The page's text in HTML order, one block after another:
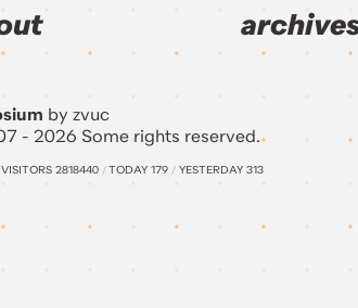
by zvuc
- 2026 Some rights reserved.
2818440 /TODAY 179 / YESTERDAY 313